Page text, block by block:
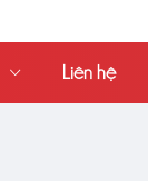
Liên hệ